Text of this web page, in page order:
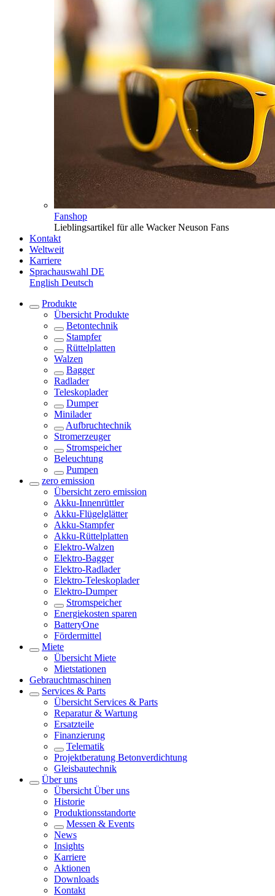
Fanshop
Lieblingsartikel für alle Wacker Neuson Fans
Kontakt
Weltweit
Karriere
Sprachauswahl DE
English Deutsch
Produkte
Übersicht Produkte
Betontechnik
Stampfer
Rüttelplatten
Walzen
Bagger
Radlader
Teleskoplader
Dumper
Minilader
Aufbruchtechnik
Stromerzeuger
Stromspeicher
Beleuchtung
Pumpen
zero emission
Übersicht zero emission
Akku-Innenrüttler
Akku-Flügelglätter
Akku-Stampfer
Akku-Rüttelplatten
Elektro-Walzen
Elektro-Bagger
Elektro-Radlader
Elektro-Teleskoplader
Elektro-Dumper
Stromspeicher
Energiekosten sparen
BatteryOne
Fördermittel
Miete
Übersicht Miete
Mietstationen
Gebrauchtmaschinen
Services & Parts
Übersicht Services & Parts
Reparatur & Wartung
Ersatzteile
Finanzierung
Telematik
Projektberatung Betonverdichtung
Gleisbautechnik
Über uns
Übersicht Über uns
Historie
Produktionsstandorte
Messen & Events
News
Insights
Karriere
Aktionen
Downloads
Kontakt